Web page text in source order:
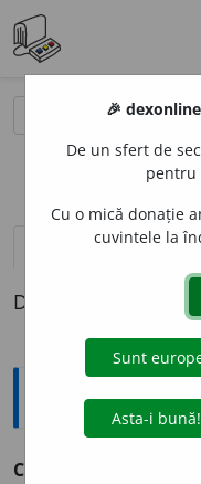
definiții (1)
Definiția cu ID-ul
Explicative
CHARDONNAY,
🎉 dexonline
De un sfert de
pentru
Cu o mică donație
cuvintele la